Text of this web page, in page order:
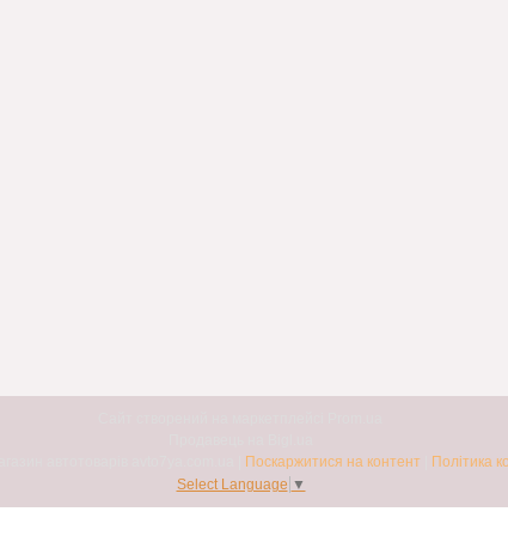
Поскаржитися на контент
Політика
Select Language ▼